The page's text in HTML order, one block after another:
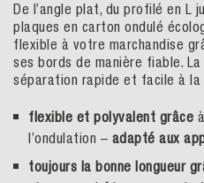
De l’angle plat, du profilé en L
plaques en carton ondulé
flexible à votre marchandise
ses bords de manière fiable.
séparation rapide et facile à la
flexible et polyvalent grâce
l’ondulation – adapté aux
toujours la bonne longueur